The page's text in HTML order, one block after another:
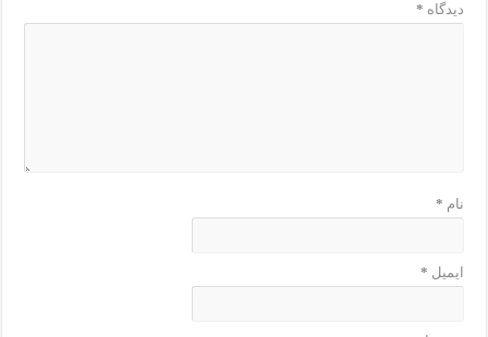
دیدگاه *
نام *
ایمیل *